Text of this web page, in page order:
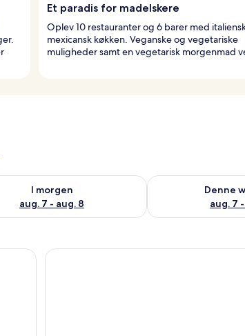
Et paradis for madelskere
Oplev 10 restauranter og 6 barer med
mexicansk køkken. Veganske og vegetariske
muligheder samt en vegetarisk morgenmad
I morgen
aug. 7 - aug. 8
for i morgen aug. 7 - aug. 8
Denne
aug. 7
Tjek